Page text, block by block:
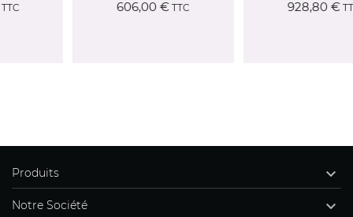
TTC TTC
Produits 
Notre Société 